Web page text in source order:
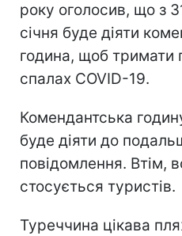
року оголосив, що з
січня буде діяти
година, щоб тримати
спалах COVID-19.
Комендантська
буде діяти до
повідомлення. Втім,
стосується туристів.
Туреччина цікава